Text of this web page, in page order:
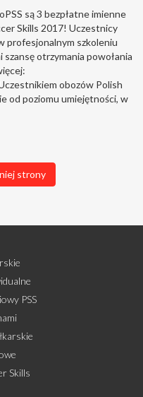
są 3 bezpłatne imienne
Skills 2017! Uczestnicy
profesjonalnym szkoleniu
szansę otrzymania powołania
obozów Polish
od poziomu umiejętności, w
strony
PSS
Skills